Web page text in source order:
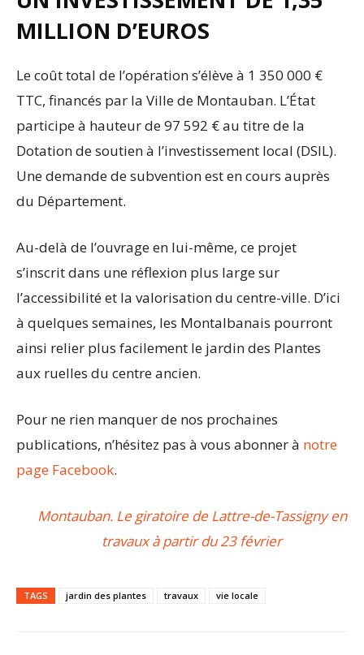
MILLION D’EUROS
Le coût total de l’opération s’élève à 1 350 000 €
TTC, financés par la Ville de Montauban. L’État
participe à hauteur de 97 592 € au titre de la
Dotation de soutien à l’investissement local (DSIL).
Une demande de subvention est en cours auprès
du Département.
Au-delà de l’ouvrage en lui-même, ce projet
s’inscrit dans une réflexion plus large sur
l’accessibilité et la valorisation du centre-ville. D’ici
à quelques semaines, les Montalbanais pourront
ainsi relier plus facilement le jardin des Plantes
aux ruelles du centre ancien.
Pour ne rien manquer de nos prochaines
publications, n’hésitez pas à vous abonner à notre
page Facebook.
Montauban. Le giratoire de Lattre-de-Tassigny en
travaux à partir du 23 février
TAGS jardin des plantes travaux vie locale